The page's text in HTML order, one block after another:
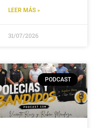
LEER MÁS »
31/07/2026
PODCAST